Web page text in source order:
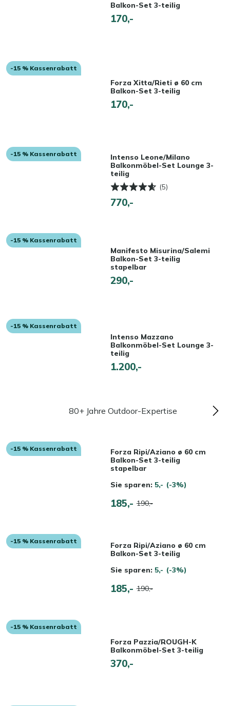
Balkon-Set 3-teilig
170,-
-15 % Kassenrabatt
Forza Xitta/Rieti ø 60 cm
Balkon-Set 3-teilig
170,-
-15 % Kassenrabatt
Intenso Leone/Milano
Balkonmöbel-Set Lounge 3-
teilig
(5)
770,-
-15 % Kassenrabatt
Manifesto Misurina/Salemi
Balkon-Set 3-teilig
stapelbar
290,-
-15 % Kassenrabatt
Intenso Mazzano
Balkonmöbel-Set Lounge 3-
teilig
1.200,-
80+ Jahre Outdoor-Expertise
-15 % Kassenrabatt
Forza Ripi/Aziano ø 60 cm
Balkon-Set 3-teilig
stapelbar
Sie sparen: 5,- (-3%)
185,- 190,-
-15 % Kassenrabatt
Forza Ripi/Aziano ø 60 cm
Balkon-Set 3-teilig
Sie sparen: 5,- (-3%)
185,- 190,-
-15 % Kassenrabatt
Forza Pazzia/ROUGH-K
Balkonmöbel-Set 3-teilig
370,-